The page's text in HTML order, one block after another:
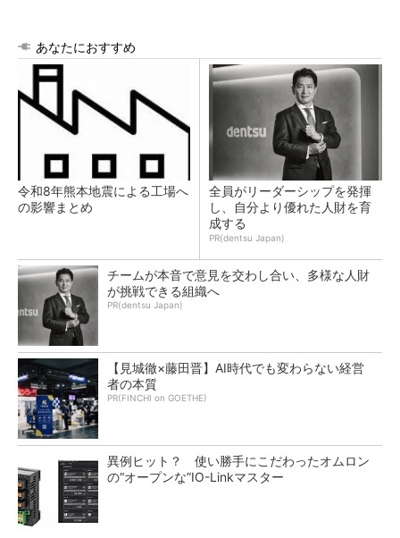
あなたにおすすめ
令和8年熊本地震による工場へ
の影響まとめ
全員がリーダーシップを発揮
し、自分より優れた人財を育
成する
PR(dentsu Japan)
チームが本音で意見を交わし合い、多様な人財
が挑戦できる組織へ
PR(dentsu Japan)
【見城徹×藤田晋】AI時代でも変わらない経営
者の本質
PR(FINCHI on GOETHE)
異例ヒット？ 使い勝手にこだわったオムロン
の“オープンな”IO-Linkマスター